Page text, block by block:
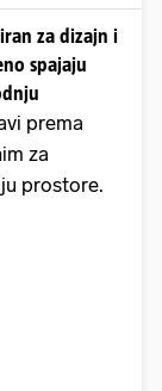
za dizajn i
spajaju
prema
za
prostore.